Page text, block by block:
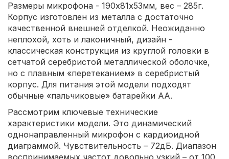
Размеры микрофона - 190х81х53мм, вес – 285г.
Корпус изготовлен из металла с достаточно
качественной внешней отделкой. Неожиданно
неплохой, хоть и лаконичный, дизайн -
классическая конструкция из круглой головки в
сетчатой серебристой металлической оболочке,
но с плавным «перетеканием» в серебристый
корпус. Для питания этой модели подходят
обычные «пальчиковые» батарейки АА.
Рассмотрим ключевые технические
характеристики модели. Это динамический
однонаправленный микрофон с кардиоидной
диаграммой. Чувствительность – 72дБ. Диапазон